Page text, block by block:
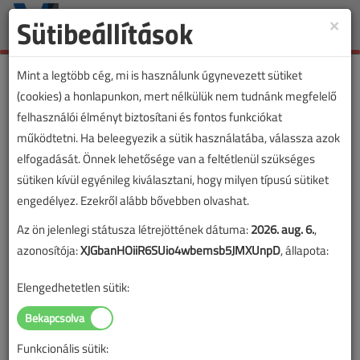
Toggle
×
Sütibeállítások
Mint a legtöbb cég, mi is használunk úgynevezett sütiket
(cookies) a honlapunkon, mert nélkülük nem tudnánk megfelelő
felhasználói élményt biztosítani és fontos funkciókat
működtetni. Ha beleegyezik a sütik használatába, válassza azok
elfogadását. Önnek lehetősége van a feltétlenül szükséges
sütiken kívül egyénileg kiválasztani, hogy milyen típusú sütiket
engedélyez. Ezekről alább bővebben olvashat.
Az ön jelenlegi státusza létrejöttének dátuma:2026. aug. 6.,
azonosítója:XJGbanHOiiR6SUio4wbemsb5JMXUnpD, állapota:
Elengedhetetlen sütik:
Funkcionális sütik: